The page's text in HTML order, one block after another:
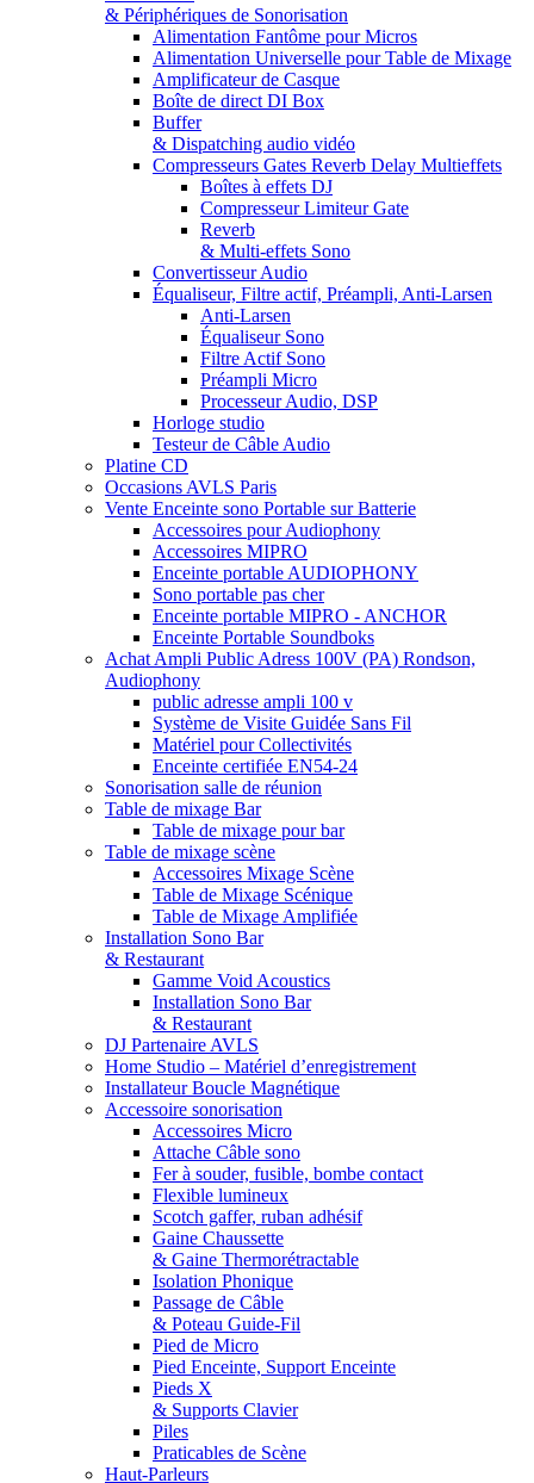
& Périphériques de Sonorisation
Alimentation Fantôme pour Micros
Alimentation Universelle pour Table de Mixage
Amplificateur de Casque
Boîte de direct DI Box
Buffer
& Dispatching audio vidéo
Compresseurs Gates Reverb Delay Multieffets
Boîtes à effets DJ
Compresseur Limiteur Gate
Reverb
& Multi-effets Sono
Convertisseur Audio
Équaliseur, Filtre actif, Préampli, Anti-Larsen
Anti-Larsen
Équaliseur Sono
Filtre Actif Sono
Préampli Micro
Processeur Audio, DSP
Horloge studio
Testeur de Câble Audio
Platine CD
Occasions AVLS Paris
Vente Enceinte sono Portable sur Batterie
Accessoires pour Audiophony
Accessoires MIPRO
Enceinte portable AUDIOPHONY
Sono portable pas cher
Enceinte portable MIPRO - ANCHOR
Enceinte Portable Soundboks
Achat Ampli Public Adress 100V (PA) Rondson,
Audiophony
public adresse ampli 100 v
Système de Visite Guidée Sans Fil
Matériel pour Collectivités
Enceinte certifiée EN54-24
Sonorisation salle de réunion
Table de mixage Bar
Table de mixage pour bar
Table de mixage scène
Accessoires Mixage Scène
Table de Mixage Scénique
Table de Mixage Amplifiée
Installation Sono Bar
& Restaurant
Gamme Void Acoustics
Installation Sono Bar
& Restaurant
DJ Partenaire AVLS
Home Studio – Matériel d’enregistrement
Installateur Boucle Magnétique
Accessoire sonorisation
Accessoires Micro
Attache Câble sono
Fer à souder, fusible, bombe contact
Flexible lumineux
Scotch gaffer, ruban adhésif
Gaine Chaussette
& Gaine Thermorétractable
Isolation Phonique
Passage de Câble
& Poteau Guide-Fil
Pied de Micro
Pied Enceinte, Support Enceinte
Pieds X
& Supports Clavier
Piles
Praticables de Scène
Haut-Parleurs